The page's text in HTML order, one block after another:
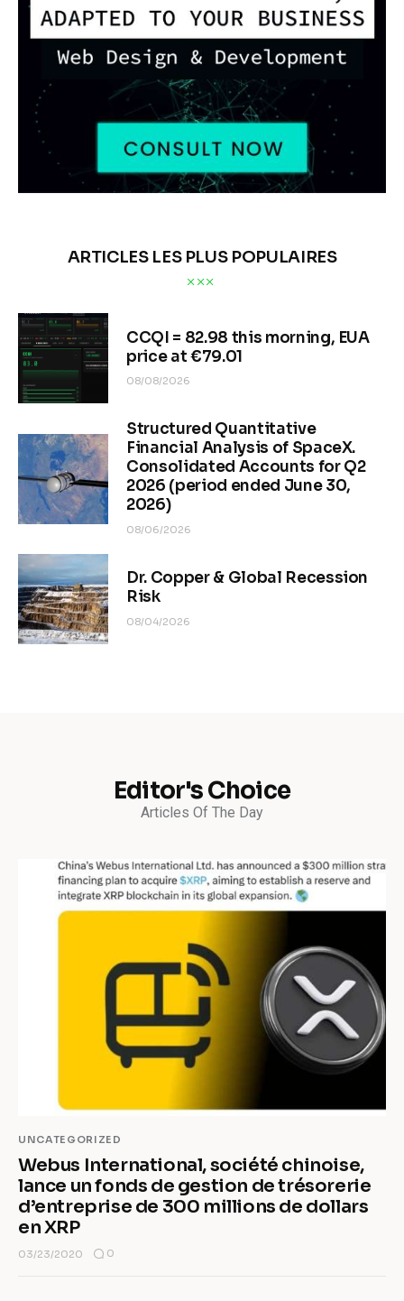
ARTICLES LES PLUS POPULAIRES
CCQI = 82.98 this morning, EUA
price at €79.01
08/08/2026
Structured Quantitative
Financial Analysis of SpaceX.
Consolidated Accounts for Q2
2026 (period ended June 30,
2026)
08/06/2026
Dr. Copper & Global Recession
Risk
08/04/2026
Editor's Choice
Articles Of The Day
UNCATEGORIZED
Webus International, société chinoise,
lance un fonds de gestion de trésorerie
d’entreprise de 300 millions de dollars
en XRP
03/23/2020 0